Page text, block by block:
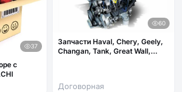
37
с
60
Запчасти Haval, Chery, Geely,
Changan, Tank, Great Wall,
Договорная